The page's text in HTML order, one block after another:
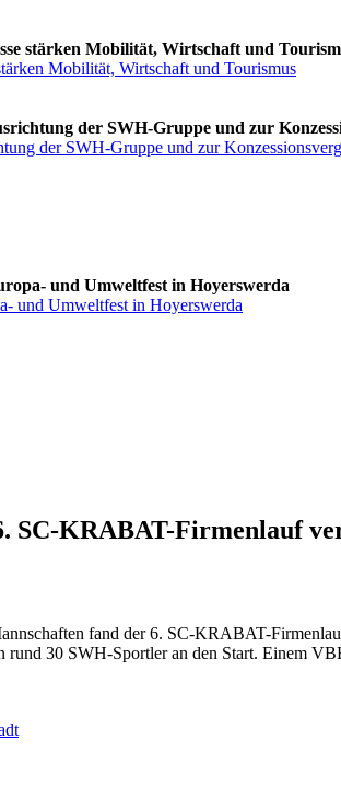
stärken Mobilität, Wirtschaft und
Mobilität, Wirtschaft und Tourismus
der SWH-Gruppe und zur
der SWH-Gruppe und zur
und Umweltfest in Hoyerswerda
und Umweltfest in Hoyerswerda
SC-KRABAT-Firmenlauf
fand der 6. SC-KRABAT-
30 SWH-Sportler an den Start. Einem